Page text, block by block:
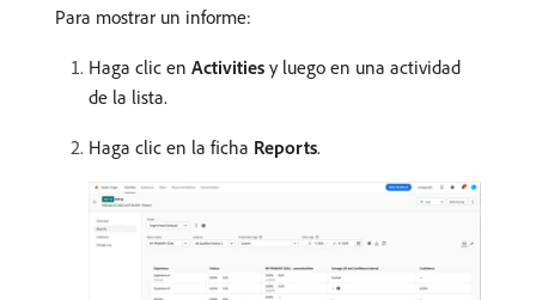
Para mostrar un informe:
Haga clic en Activities y luego en una actividad
de la lista.
Haga clic en la ficha Reports.